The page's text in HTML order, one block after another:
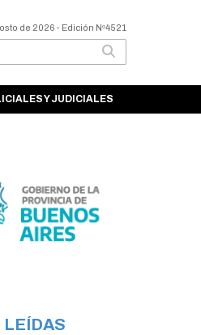
de 2026 - Edición Nº4521
Y JUDICIALES
LEÍDAS